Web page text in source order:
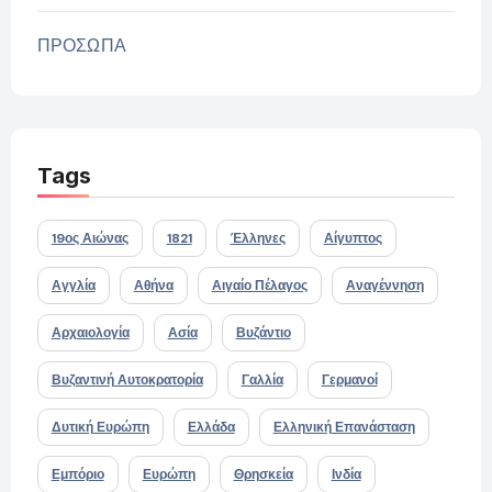
ΠΡΟΣΩΠΑ
Tags
19ος Αιώνας 1821 Έλληνες Αίγυπτος
Αγγλία Αθήνα Αιγαίο Πέλαγος Αναγέννηση
Αρχαιολογία Ασία Βυζάντιο
Βυζαντινή Αυτοκρατορία Γαλλία Γερμανοί
Δυτική Ευρώπη Ελλάδα Ελληνική Επανάσταση
Εμπόριο Ευρώπη Θρησκεία Ινδία